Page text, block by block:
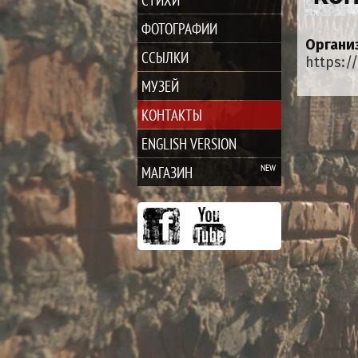
ФОТОГРАФИИ
ССЫЛКИ
МУЗЕЙ
КОНТАКТЫ
ENGLISH VERSION
МАГАЗИН
https://